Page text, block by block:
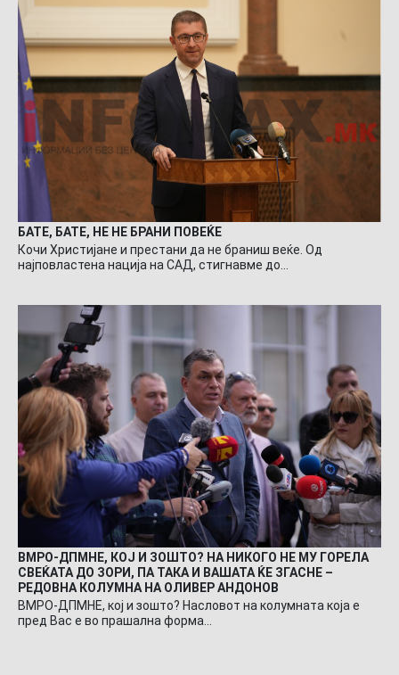
БАТЕ, БАТЕ, НЕ НЕ БРАНИ ПОВЕЌЕ
Кочи Христијане и престани да не браниш веќе. Од
најповластена нација на САД, стигнавме до…
ВМРО-ДПМНЕ, КОЈ И ЗОШТО? НА НИКОГО НЕ МУ ГОРЕЛА
СВЕЌАТА ДО ЗОРИ, ПА ТАКА И ВАШАТА ЌЕ ЗГАСНЕ –
РЕДОВНА КОЛУМНА НА ОЛИВЕР АНДОНОВ
ВМРО-ДПМНЕ, кој и зошто? Насловот на колумната која е
пред Вас е во прашална форма…